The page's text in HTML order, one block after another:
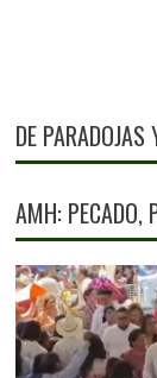
DE
AMH: PECADO,